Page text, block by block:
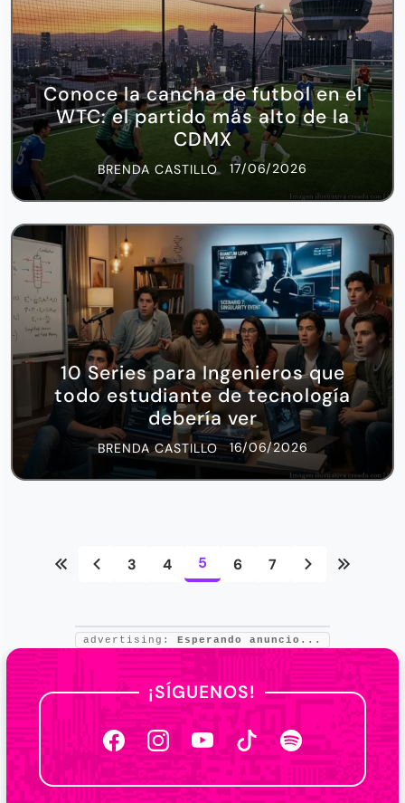
Conoce la cancha de futbol en el
WTC: el partido más alto de la
CDMX
BRENDA CASTILLO 17/06/2026
10 Series para Ingenieros que
todo estudiante de tecnología
debería ver
BRENDA CASTILLO 16/06/2026
advertising: Esperando anuncio...
3 4 5 6 7
¡SÍGUENOS!